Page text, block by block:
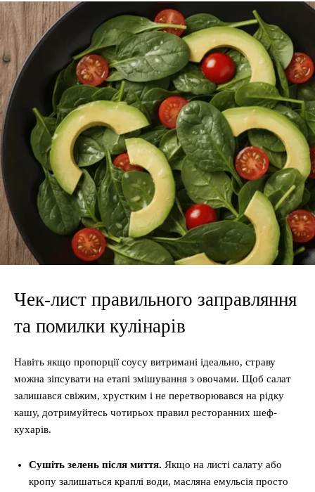
Чек-лист правильного заправляння
та помилки кулінарів
Навіть якщо пропорції соусу витримані ідеально, страву
можна зіпсувати на етапі змішування з овочами. Щоб салат
залишався свіжим, хрустким і не перетворювався на рідку
кашу, дотримуйтесь чотирьох правил ресторанних шеф-
кухарів.
Сушіть зелень після миття. Якщо на листі салату або
кропу залишаться краплі води, масляна емульсія просто